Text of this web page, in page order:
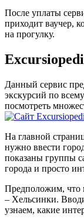
После уплаты
приходит ваучер,
на прогулку.
Данный сервис
экскурсий по
посмотреть
На главной
нужно ввести
показаны группы
города и просто
Предположим, что
– Хельсинки.
узнаем, какие